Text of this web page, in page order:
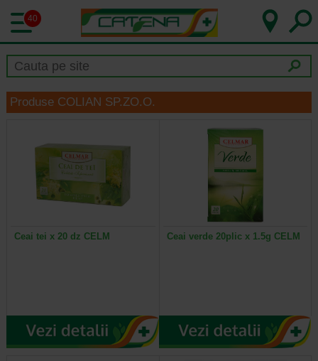
40
Produse COLIAN SP.ZO.O.
Ceai tei x 20 dz CELM Ceai verde 20plic x 1.5g CELM